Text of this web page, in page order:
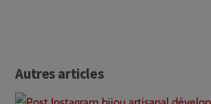
Autres articles